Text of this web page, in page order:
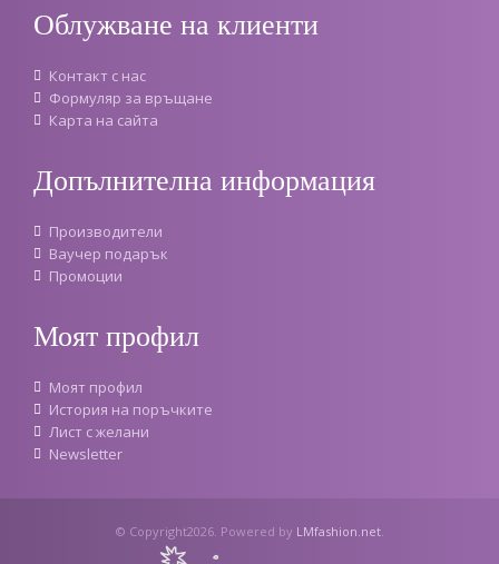
Облужване на клиенти
Контакт с нас
Формуляр за връщане
Карта на сайта
Допълнителна информация
Производители
Ваучер подарък
Промоции
Моят профил
Моят профил
История на поръчките
Лист с желани
Newsletter
© Copyright2026. Powered by LMfashion.net.